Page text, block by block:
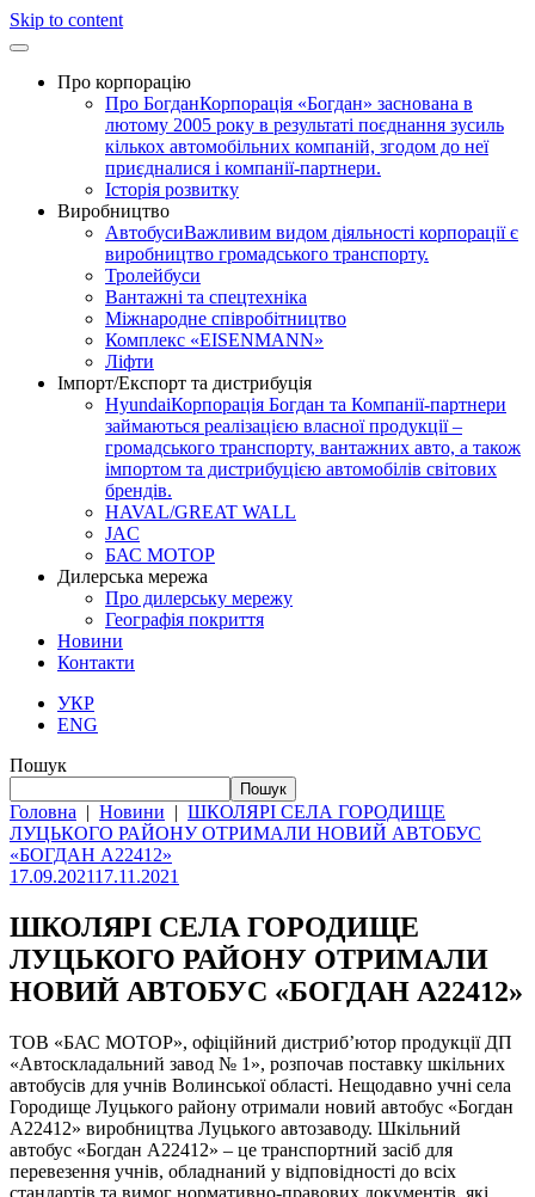
Skip to content
Про корпорацію
Про БогданКорпорація «Богдан» заснована в
лютому 2005 року в результаті поєднання зусиль
кількох автомобільних компаній, згодом до неї
приєдналися і компанії-партнери.
Історія розвитку
Виробництво
АвтобусиВажливим видом діяльності корпорації є
виробництво громадського транспорту.
Тролейбуси
Вантажні та спецтехніка
Міжнародне співробітництво
Комплекс «EISENMANN»
Ліфти
Імпорт/Експорт та дистрибуція
HyundaiКорпорація Богдан та Компанії-партнери
займаються реалізацією власної продукції –
громадського транспорту, вантажних авто, а також
імпортом та дистрибуцією автомобілів світових
брендів.
HAVAL/GREAT WALL
JAC
БАС МОТОР
Дилерська мережа
Про дилерську мережу
Географія покриття
Новини
Контакти
УКР
ENG
Пошук
Пошук
Головна | Новини | ШКОЛЯРІ СЕЛА ГОРОДИЩЕ
ЛУЦЬКОГО РАЙОНУ ОТРИМАЛИ НОВИЙ АВТОБУС
«БОГДАН А22412»
17.09.202117.11.2021
ШКОЛЯРІ СЕЛА ГОРОДИЩЕ
ЛУЦЬКОГО РАЙОНУ ОТРИМАЛИ
НОВИЙ АВТОБУС «БОГДАН А22412»
ТОВ «БАС МОТОР», офіційний дистриб’ютор продукції ДП
«Автоскладальний завод № 1», розпочав поставку шкільних
автобусів для учнів Волинської області. Нещодавно учні села
Городище Луцького району отримали новий автобус «Богдан
А22412» виробництва Луцького автозаводу. Шкільний
автобус «Богдан А22412» – це транспортний засіб для
перевезення учнів, обладнаний у відповідності до всіх
стандартів та вимог нормативно-правових документів, які